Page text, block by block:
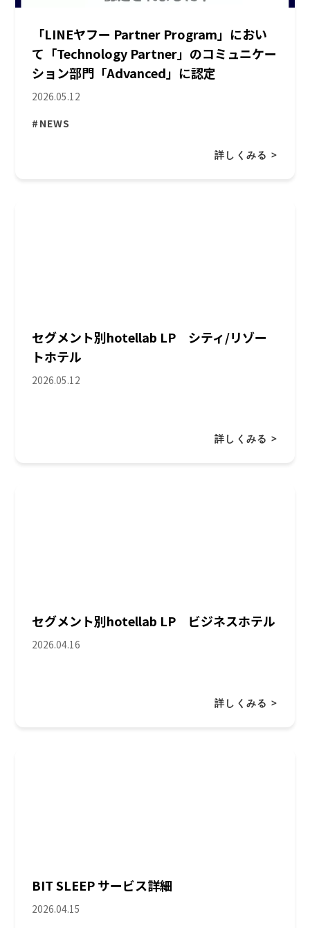
「LINEヤフー Partner Program」におい
て「Technology Partner」のコミュニケー
ション部門「Advanced」に認定
2026.05.12
#NEWS
詳しくみる >
セグメント別hotellab LP シティ/リゾー
トホテル
2026.05.12
詳しくみる >
セグメント別hotellab LP ビジネスホテル
2026.04.16
詳しくみる >
BIT SLEEP サービス詳細
2026.04.15